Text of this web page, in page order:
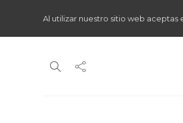
Al utilizar nuestro sitio web aceptas